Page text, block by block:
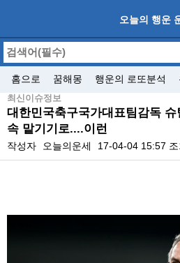
오늘의 행운
홈으로 꿈해몽 행운의 로또분석
최신이슈정보
대한민국축구국가대표팀감독 슈
속 맡기기로....이런
작성자 오늘의운세 17-04-04 15:57
본문